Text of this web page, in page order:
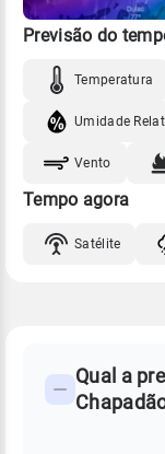
Previsão do
Temperatura
Umidade
Vento
Tempo agora
Satélite
PREVISÃO
TEMPO
Perguntas
Qual a